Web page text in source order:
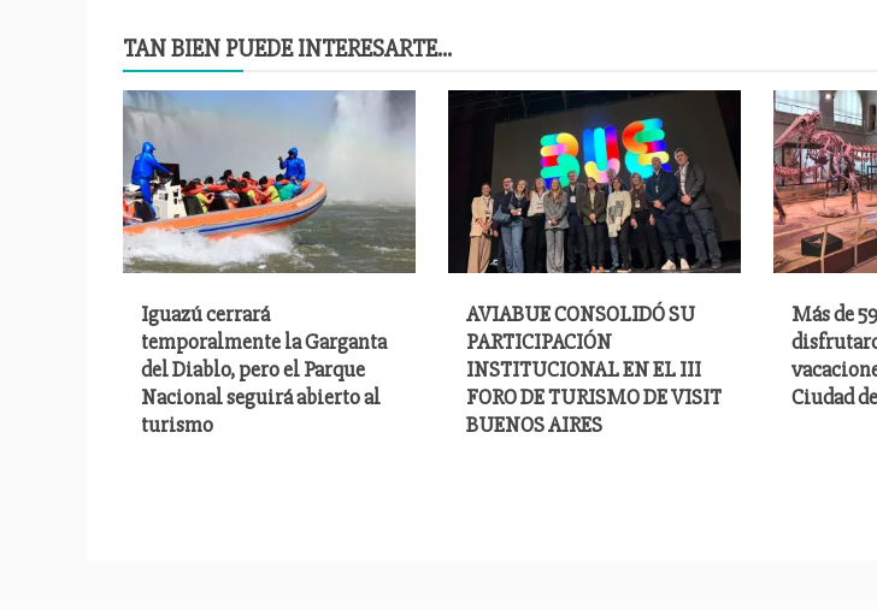
entradas
TAN BIEN PUEDE INTERESARTE...
Iguazú cerrará
temporalmente la Garganta
del Diablo, pero el Parque
Nacional seguirá abierto al
turismo
AVIABUE CONSOLIDÓ SU
PARTICIPACIÓN
INSTITUCIONAL EN EL III
FORO DE TURISMO DE VISIT
BUENOS AIRES
Más de
Ciudad